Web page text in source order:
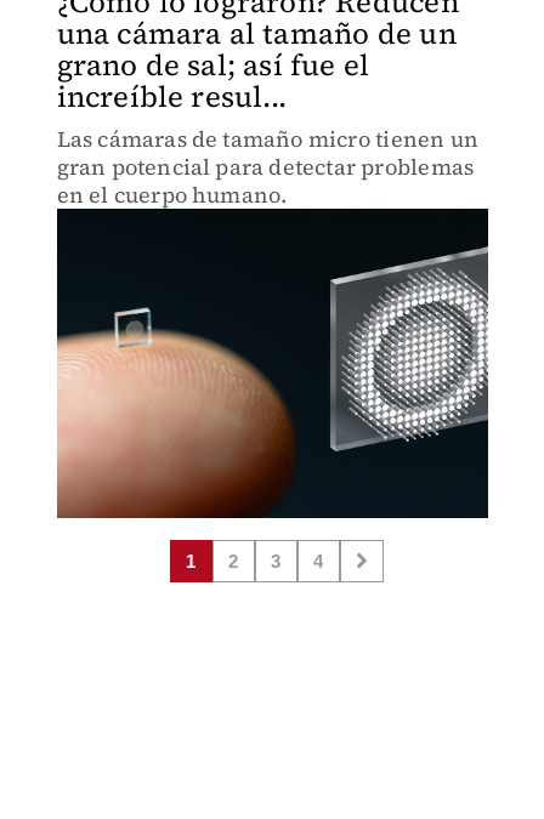
una cámara al tamaño de un
grano de sal; así fue el
increíble resul...
Las cámaras de tamaño micro tienen un
gran potencial para detectar problemas
en el cuerpo humano.
1 2 3 4